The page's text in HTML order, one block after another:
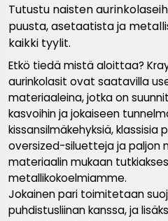
Tutustu naisten
puusta, asetaatista ja
kaikki tyylit.
Etkö tiedä mistä aloittaa?
aurinkolasit ovat saatavilla
materiaaleina, jotka on
kasvoihin ja jokaiseen
kissansilmäkehyksiä,
oversized-siluetteja ja paljon
materiaalin mukaan
metallikokoelmiamme.
Jokainen pari toimitetaan
puhdistusliinan kanssa, ja